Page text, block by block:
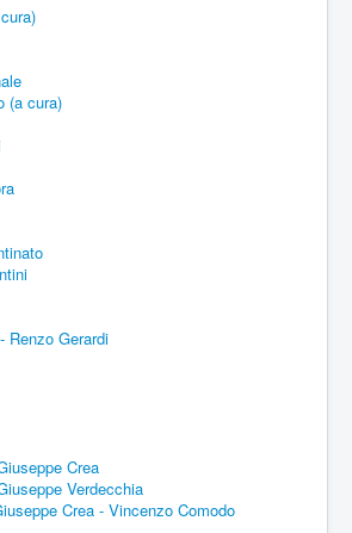
(a cura)
Renzo Gerardi
Crea
Verdecchia
Crea - Vincenzo Comodo